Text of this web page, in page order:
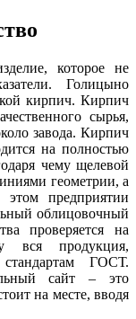
которое не
Голицыно
кирпич. Кирпич
сырья,
завода. Кирпич
на полностью
чему щелевой
геометрии, а
предприятии
облицовочный
проверяется на
вся продукция,
стандартам ГОСТ.
сайт – это
на месте, вводя